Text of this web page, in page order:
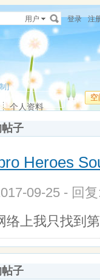
用户 登录 注
]
空
个人资料
子
Heroes
09-25 - 回
络上我只找到
帖子